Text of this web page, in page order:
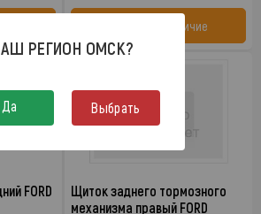
Проверить наличие
FORD
Щиток заднего тормозного
механизма правый FORD
РЕГИОН ОМСК?
Да Выбрать